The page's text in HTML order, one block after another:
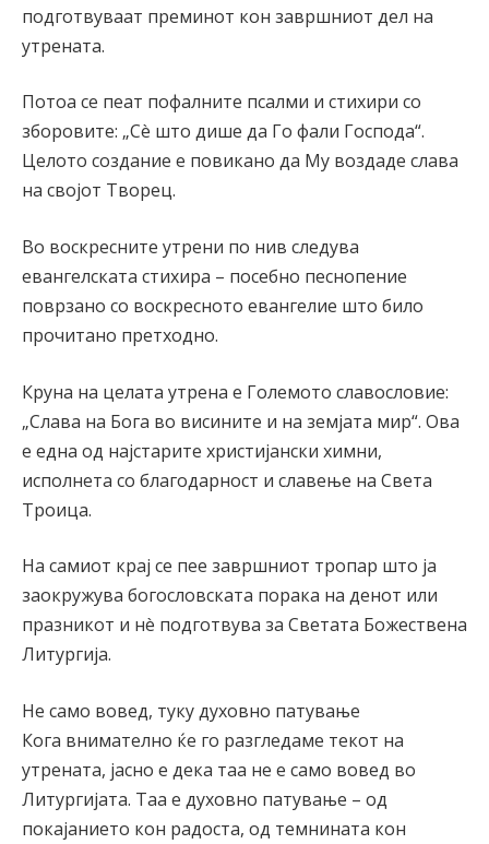
подготвуваат преминот кон завршниот дел на
утрената.
Потоа се пеат пофалните псалми и стихири со
зборовите: „Сè што дише да Го фали Господа“.
Целото создание е повикано да Му воздаде слава
на својот Творец.
Во воскресните утрени по нив следува
евангелската стихира – посебно песнопение
поврзано со воскресното евангелие што било
прочитано претходно.
Круна на целата утрена е Големото славословие:
„Слава на Бога во висините и на земјата мир“. Ова
е една од најстарите христијански химни,
исполнета со благодарност и славење на Света
Троица.
На самиот крај се пее завршниот тропар што ја
заокружува богословската порака на денот или
празникот и нè подготвува за Светата Божествена
Литургија.
Не само вовед, туку духовно патување
Кога внимателно ќе го разгледаме текот на
утрената, јасно е дека таа не е само вовед во
Литургијата. Таа е духовно патување – од
покајанието кон радоста, од темнината кон